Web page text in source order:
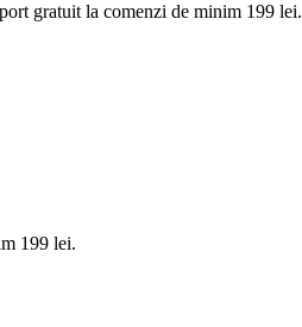
gratuit la comenzi de minim 199 lei.
199 lei.